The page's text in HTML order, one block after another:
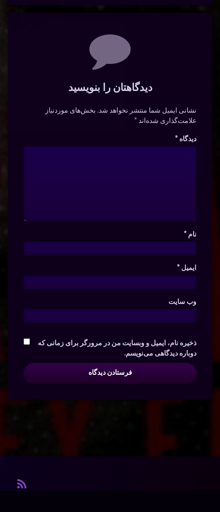
دیدگاهتان را بنویسید
نشانی ایمیل شما منتشر نخواهد شد. بخش‌های موردنیاز
علامت‌گذاری شده‌اند*
دیدگاه *
نام *
ایمیل *
وب‌ سایت
ذخیره نام، ایمیل و وبسایت من در مرورگر برای زمانی که
دوباره دیدگاهی می‌نویسم.
آر